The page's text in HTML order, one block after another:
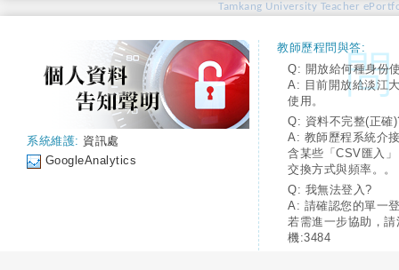
Tamkang University Teacher
系統維護: 資訊處
GoogleAnalytics
教師歷程問與答:
Q: 開放給何種身份
A: 目前開放給淡江
使用。
Q: 資料不完整(正確
A: 教師歷程系統介
含某些「CSV匯入
交換方式與頻率。。
Q: 我無法登入?
A: 請確認您的單一
若需進一步協助，
機:3484